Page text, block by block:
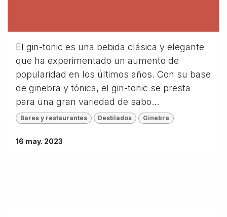
El gin-tonic es una bebida clásica y elegante
que ha experimentado un aumento de
popularidad en los últimos años. Con su base
de ginebra y tónica, el gin-tonic se presta
para una gran variedad de sabo...
Bares y restaurantes Destilados Ginebra
16 may. 2023